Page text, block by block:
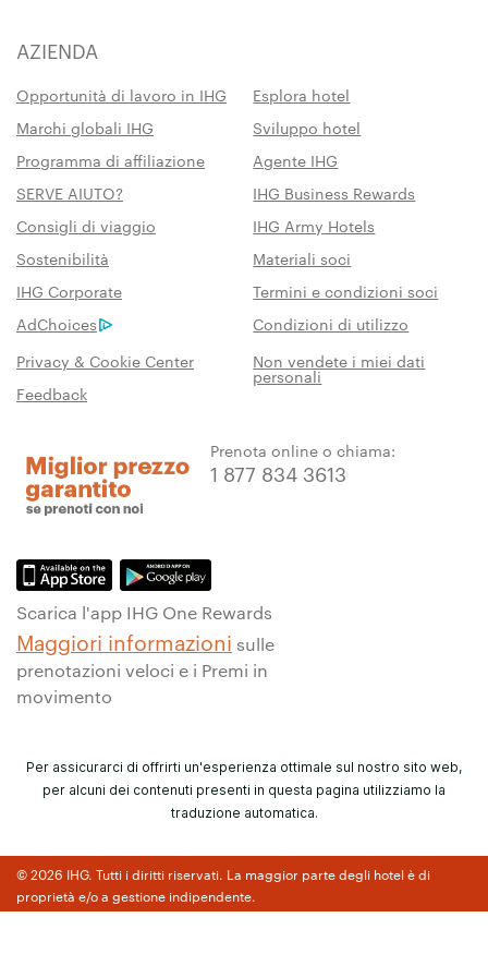
AZIENDA
Opportunità di lavoro in IHG
Esplora hotel
Marchi globali IHG
Sviluppo hotel
Programma di affiliazione
Agente IHG
SERVE AIUTO?
IHG Business Rewards
Consigli di viaggio
IHG Army Hotels
Sostenibilità
Materiali soci
IHG Corporate
Termini e condizioni soci
AdChoices
Condizioni di utilizzo
Privacy & Cookie Center
Non vendete i miei dati
personali
Feedback
Prenota online o chiama:
1 877 834 3613
Scarica l'app IHG One Rewards
Maggiori informazioni sulle
prenotazioni veloci e i Premi in
movimento
Per assicurarci di offrirti un'esperienza ottimale sul nostro sito web,
per alcuni dei contenuti presenti in questa pagina utilizziamo la
traduzione automatica.
© 2026 IHG. Tutti i diritti riservati. La maggior parte degli hotel è di
proprietà e/o a gestione indipendente.